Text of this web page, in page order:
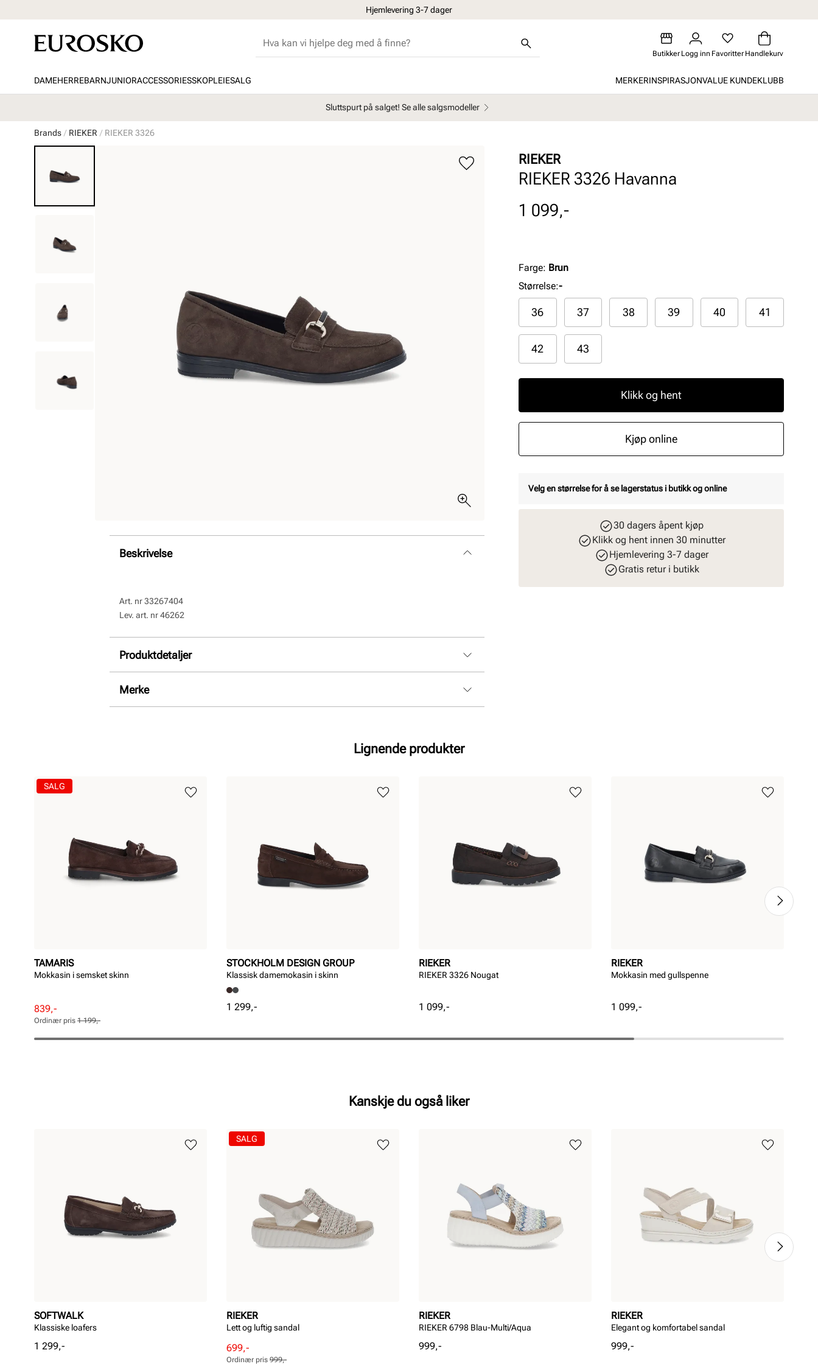
Hjemlevering 3-7 dager
Butikker Logg inn Favoritter Handlekurv
DAMEHERREBARNJUNIORACCESSORIESSKOPLEIESALG MERKERINSPIRASJONVALUE KUNDEKLUBB
Sluttspurt på salget! Se alle salgsmodeller
Brands RIEKER RIEKER 3326
Beskrivelse
Art. nr33267404
Lev. art. nr46262
Produktdetaljer
Overdel:
Merke
RIEKER
RIEKER 3326 Havanna
Pris
1 099,-
Farge: Brun
Størrelse:-
36 37 38 39 40 41
42 43
Klikk og hent
Kjøp online
Velg en størrelse for å se lagerstatus i butikk og online
30 dagers åpent kjøp
Klikk og hent innen 30 minutter
Hjemlevering 3-7 dager
Gratis retur i butikk
Lignende produkter
TAMARIS
Mokkasin i semsket skinn
Rabattert
pris
Pris
839,-
Ordinær
pris
Pris
Ordinær pris 1 199,-
SALG
STOCKHOLM DESIGN GROUP
Klassisk damemokasin i skinn
Pris
1 299,-
RIEKER
RIEKER 3326 Nougat
Pris
1 099,-
RIEKER
Mokkasin med gullspenne
Pris
1 099,-
Kanskje du også liker
SOFTWALK
Klassiske loafers
Pris
1 299,-
RIEKER
Lett og luftig sandal
Rabattert
pris
699,-
Ordinær
pris
Ordinær pris 999,-
SALG
RIEKER
RIEKER 6798 Blau-Multi/Aqua
Pris
999,-
RIEKER
Elegant og komfortabel sandal
Pris
999,-